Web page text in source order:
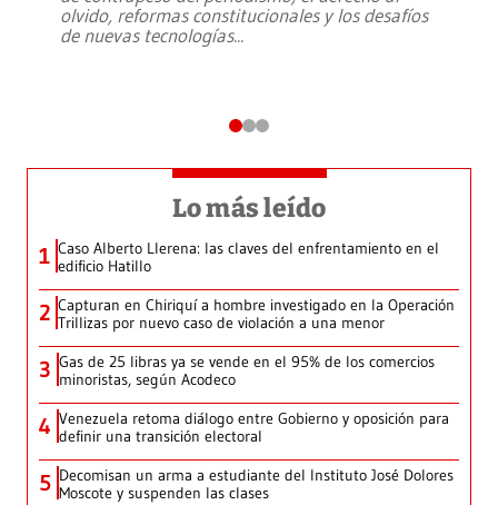
olvido, reformas constitucionales y los desafíos
de nuevas tecnologías...
Lo más leído
1 Caso Alberto Llerena: las claves del enfrentamiento en el
edificio Hatillo
2 Capturan en Chiriquí a hombre investigado en la Operación
Trillizas por nuevo caso de violación a una menor
3 Gas de 25 libras ya se vende en el 95% de los comercios
minoristas, según Acodeco
4 Venezuela retoma diálogo entre Gobierno y oposición para
definir una transición electoral
5 Decomisan un arma a estudiante del Instituto José Dolores
Moscote y suspenden las clases